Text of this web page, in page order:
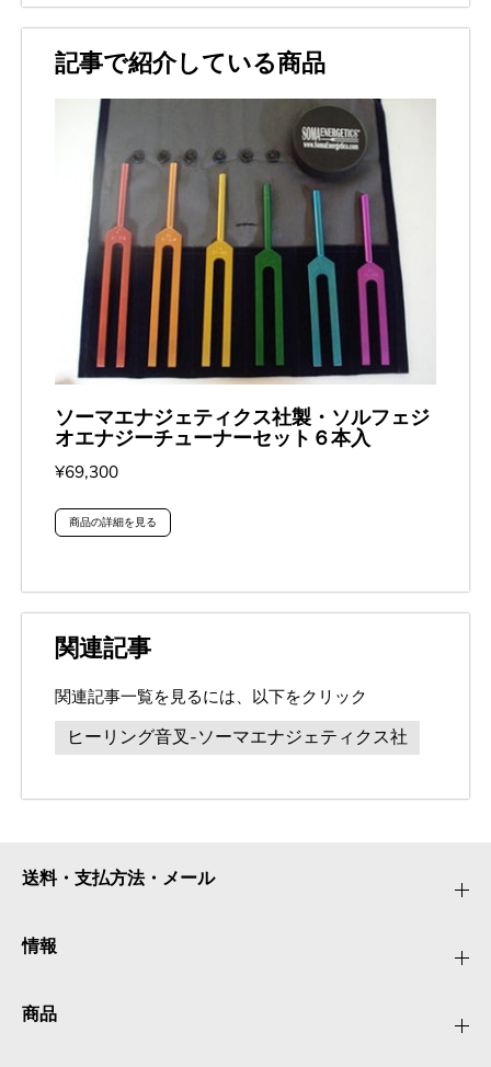
記事で紹介している商品
ソーマエナジェティクス社製・ソルフェジ
オエナジーチューナーセット６本入
¥69,300
商品の詳細を見る
関連記事
関連記事一覧を見るには、以下をクリック
ヒーリング音叉-ソーマエナジェティクス社
送料・支払方法・メール
情報
商品